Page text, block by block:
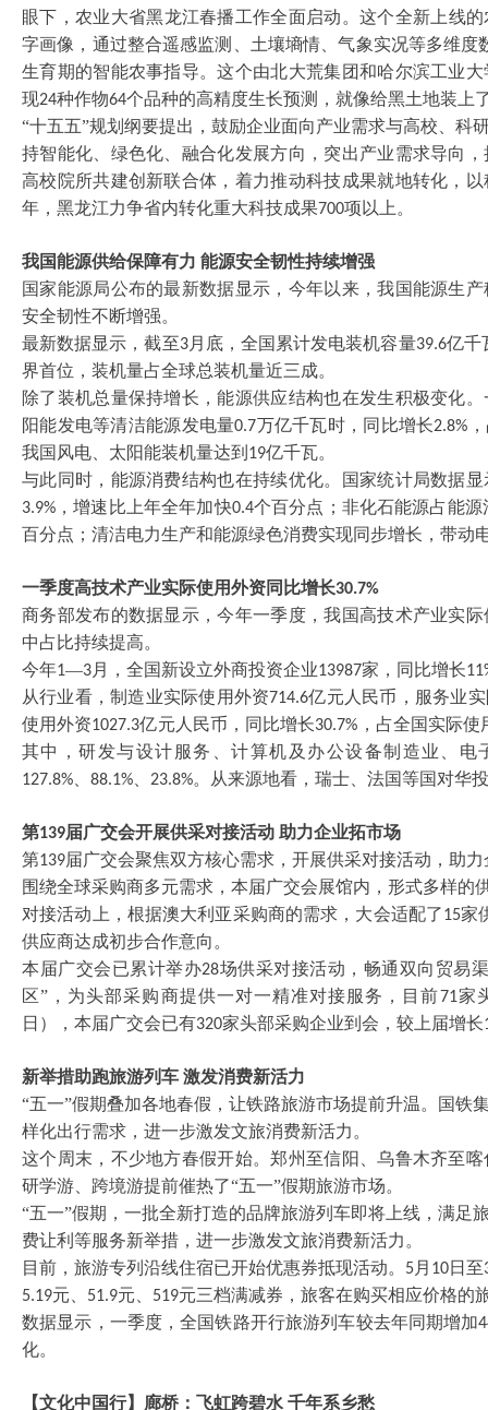
眼下，农业大省黑龙江春播工作全面启动。这个全新上线
字画像，通过整合遥感监测、土壤墒情、气象实况等多维度
生育期的智能农事指导。这个由北大荒集团和哈尔滨工业
现24种作物64个品种的高精度生长预测，就像给黑土地装上
“十五五”规划纲要提出，鼓励企业面向产业需求与高校、科
持智能化、绿色化、融合化发展方向，突出产业需求导向
高校院所共建创新联合体，着力推动科技成果就地转化，
年，黑龙江力争省内转化重大科技成果700项以上。
我国能源供给保障有力 能源安全韧性持续增强
国家能源局公布的最新数据显示，今年以来，我国能源生
安全韧性不断增强。
最新数据显示，截至3月底，全国累计发电装机容量39.6亿千
界首位，装机量占全球总装机量近三成。
除了装机总量保持增长，能源供应结构也在发生积极变化
阳能发电等清洁能源发电量0.7万亿千瓦时，同比增长2.8%
我国风电、太阳能装机量达到 19亿千瓦。
与此同时，能源消费结构也在持续优化。国家统计局数据
3.9% ，增速比上年全年加快0.4个百分点；非化石能源占能
百分点；清洁电力生产和能源绿色消费实现同步增长，带动
一季度高技术产业实际使用外资同比增长30.7%
商务部发布的数据显示，今年一季度，我国高技术产业实
中占比持续提高。
今年1—3月，全国新设立外商投资企业13987家，同比增长
从行业看，制造业实际使用外资714.6亿元人民币，服务业
使用外资1027.3亿元人民币，同比增长30.7% ，占全国实际使
其中，研发与设计服务、计算机及办公设备制造业、
127.8% 88.1% 23.8%。从来源地看，瑞士、法国等国对华
第139届广交会开展供采对接活动 助力企业拓市场
第139届广交会聚焦双方核心需求，开展供采对接活动，助
围绕全球采购商多元需求，本届广交会展馆内，形式多样的
对接活动上，根据澳大利亚采购商的需求，大会适配了15家
供应商达成初步合作意向。
本届广交会已累计举办28场供采对接活动，畅通双向贸易
区”，为头部采购商提供一对一精准对接服务，目前 71家
日），本届广交会已有320家头部采购企业到会，较上届增长
新举措助跑旅游列车 激发消费新活力
“五一”假期叠加各地春假，让铁路旅游市场提前升温。国铁
样化出行需求，进一步激发文旅消费新活力。
这个周末，不少地方春假开始。郑州至信阳、乌鲁木齐至
研学游、跨境游提前催热了“五一”假期旅游市场。
“五一”假期，一批全新打造的品牌旅游列车即将上线，满足
费让利等服务新举措，进一步激发文旅消费新活力。
目前，旅游专列沿线住宿已开始优惠券抵现活动。 5月 10日至
5.19元、 51.9元、 519元三档满减券，旅客在购买相应价格的
数据显示，一季度，全国铁路开行旅游列车较去年同期增加
化。
【文化中国行】廊桥：飞虹跨碧水 千年系乡愁